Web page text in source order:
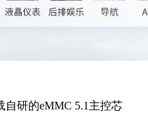
研的eMMC 5.1主控芯